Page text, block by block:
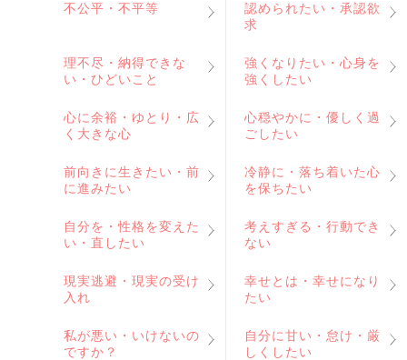
不公平・不平等
認められたい・承認欲
求
理不尽・納得できな
い・ひどいこと
強くなりたい・心身を
強くしたい
心に余裕・ゆとり・広
く大きな心
心穏やかに・優しく過
ごしたい
前向きに生きたい・前
に進みたい
冷静に・落ち着いた心
を保ちたい
自分を・性格を変えた
い・直したい
考えすぎる・行動でき
ない
現実逃避・現実の受け
入れ
幸せとは・幸せになり
たい
私が悪い・いけないの
ですか？
自分に甘い・怠け・厳
しくしたい